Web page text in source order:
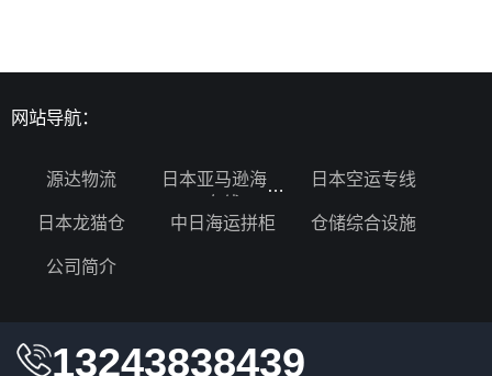
网站导航：
源达物流
日本亚马逊海运
日本空运专线
日本龙猫仓 中日海运拼柜 仓储综合设施
公司简介
13243838439